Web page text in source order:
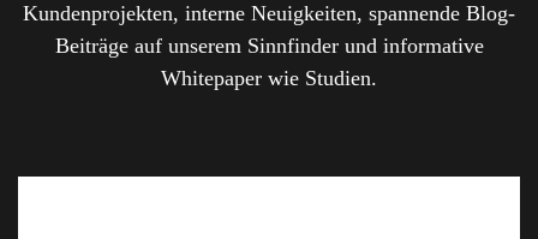
Kundenprojekten, interne Neuigkeiten, spannende Blog-
Beiträge auf unserem Sinnfinder und informative
Whitepaper wie Studien.